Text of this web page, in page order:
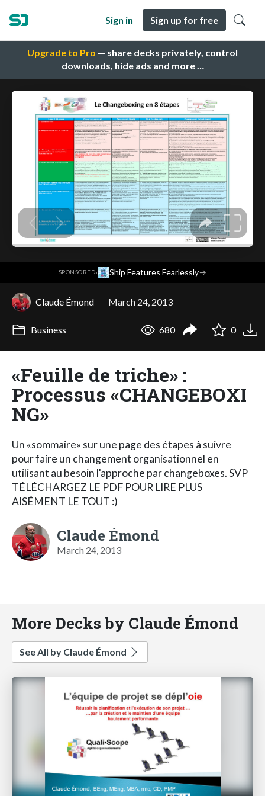
Upgrade to Pro — share decks privately, control
downloads, hide ads and more …
Sign in Sign up for free
SPONSORED· Ship Features Fearlessly→
Claude Émond March 24, 2013
Business 680 0
«Feuille de triche» :
Processus «CHANGEBOXI
NG»
Un «sommaire» sur une page des étapes à suivre
pour faire un changement organisationnel en
utilisant au besoin l'approche par changeboxes. SVP
TÉLÉCHARGEZ LE PDF POUR LIRE PLUS
AISÉMENT LE TOUT :)
Claude Émond
March 24, 2013
More Decks by Claude Émond
See All by Claude Émond